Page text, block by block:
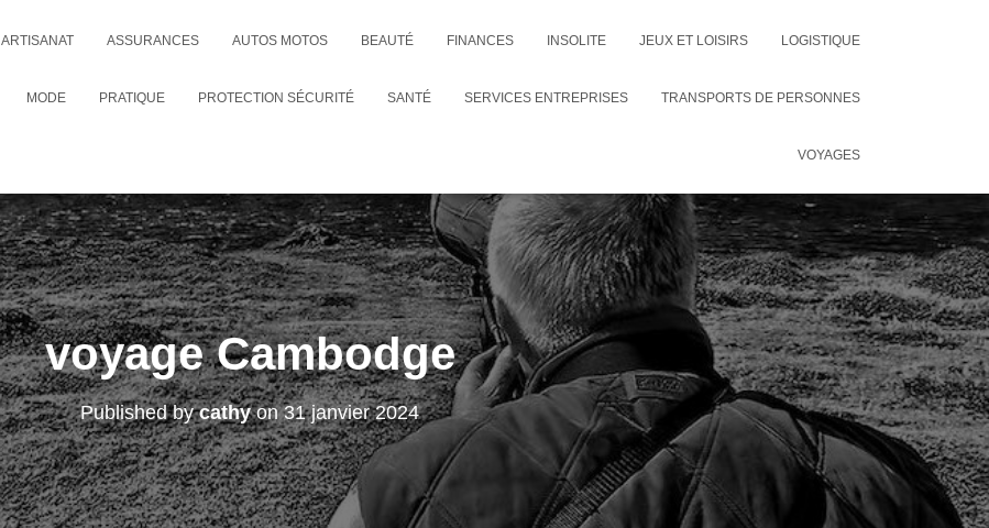
ARTISANAT ASSURANCES AUTOS MOTOS BEAUTÉ FINANCES INSOLITE JEUX ET LOISIRS LOGISTIQUE
MODE PRATIQUE PROTECTION SÉCURITÉ SANTÉ SERVICES ENTREPRISES TRANSPORTS DE PERSONNES
VOYAGES
voyage Cambodge
Published bycathyon31 janvier 2024